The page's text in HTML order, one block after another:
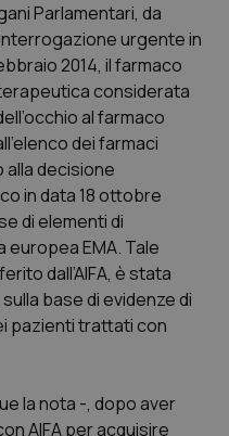
Parlamentari, da
urgente in
2014, il farmaco
considerata
al farmaco
dei farmaci
alla decisione
in data 18 ottobre
di elementi di
europea EMA. Tale
dall’AIFA, è stata
base di evidenze di
pazienti trattati con
la nota -, dopo aver
AIFA per acquisire